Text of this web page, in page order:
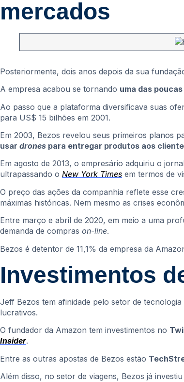
mercados
Posteriormente, dois anos depois da sua
A empresa acabou se tornando uma das poucas
Ao passo que a plataforma diversificava suas
para US$ 15 bilhões em 2001.
Em 2003, Bezos revelou seus primeiros planos
usar drones para entregar produtos aos
Em agosto de 2013, o empresário adquiriu o jornal
ultrapassando o New York Times em termos de
O preço das ações da companhia reflete esse
máximas históricas. Nem mesmo as crises
Entre março e abril de 2020, em meio a uma
demanda de compras on-line.
Bezos é detentor de 11,1% da empresa da
Investimentos
Jeff Bezos tem afinidade pelo setor de
lucrativos.
O fundador da Amazon tem investimentos no
Insider.
Entre as outras apostas de Bezos estão
Além disso, no setor de viagens, Bezos já